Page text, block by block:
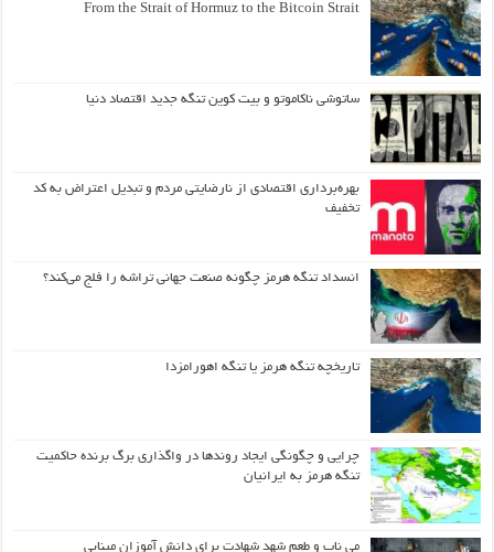
From the Strait of Hormuz to the Bitcoin Strait
ساتوشی ناکاموتو و بیت کوین تنگه جدید اقتصاد دنیا
بهره‌برداری اقتصادی از نارضایتی مردم و تبدیل اعتراض به کد
تخفیف
انسداد تنگه هرمز چگونه صنعت جهانی تراشه را فلج می‌کند؟
تاریخچه تنگه هرمز یا تنگه اهورامزدا
چرایی و چگونگی ایجاد روندها در واگذاری برگ برنده حاکمیت
تنگه هرمز به ایرانیان
می ناب و طعم شهد شهادت برای دانش آموزان مینابی